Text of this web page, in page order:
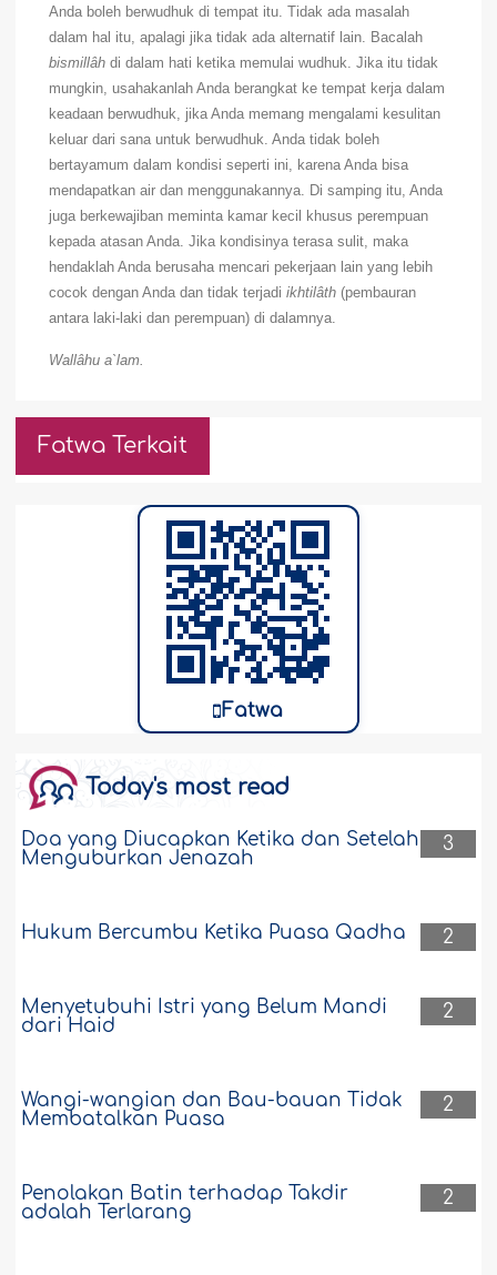
Anda boleh berwudhuk di tempat itu. Tidak ada masalah
dalam hal itu, apalagi jika tidak ada alternatif lain. Bacalah
bismillâh di dalam hati ketika memulai wudhuk. Jika itu tidak
mungkin, usahakanlah Anda berangkat ke tempat kerja dalam
keadaan berwudhuk, jika Anda memang mengalami kesulitan
keluar dari sana untuk berwudhuk. Anda tidak boleh
bertayamum dalam kondisi seperti ini, karena Anda bisa
mendapatkan air dan menggunakannya. Di samping itu, Anda
juga berkewajiban meminta kamar kecil khusus perempuan
kepada atasan Anda. Jika kondisinya terasa sulit, maka
hendaklah Anda berusaha mencari pekerjaan lain yang lebih
cocok dengan Anda dan tidak terjadiikhtilâth (pembauran
antara laki-laki dan perempuan) di dalamnya.
Wallâhu a`lam.
Fatwa Terkait
Fatwa
Today's most read
3
Doa yang Diucapkan Ketika dan Setelah
Menguburkan Jenazah
2
Hukum Bercumbu Ketika Puasa Qadha
2
Menyetubuhi Istri yang Belum Mandi
dari Haid
2
Wangi-wangian dan Bau-bauan Tidak
Membatalkan Puasa
2
Penolakan Batin terhadap Takdir
adalah Terlarang